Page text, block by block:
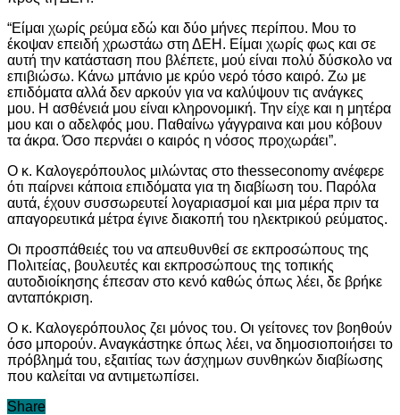
“Είμαι χωρίς ρεύμα εδώ και δύο μήνες περίπου. Μου το
έκοψαν επειδή χρωστάω στη ΔΕΗ. Είμαι χωρίς φως και σε
αυτή την κατάσταση που βλέπετε, μού είναι πολύ δύσκολο να
επιβιώσω. Κάνω μπάνιο με κρύο νερό τόσο καιρό. Ζω με
επιδόματα αλλά δεν αρκούν για να καλύψουν τις ανάγκες
μου. Η ασθένειά μου είναι κληρονομική. Την είχε και η μητέρα
μου και ο αδελφός μου. Παθαίνω γάγγραινα και μου κόβουν
τα άκρα. Όσο περνάει ο καιρός η νόσος προχωράει”.
Ο κ. Καλογερόπουλος μιλώντας στο thesseconomy ανέφερε
ότι παίρνει κάποια επιδόματα για τη διαβίωση του. Παρόλα
αυτά, έχουν συσσωρευτεί λογαριασμοί και μια μέρα πριν τα
απαγορευτικά μέτρα έγινε διακοπή του ηλεκτρικού ρεύματος.
Οι προσπάθειές του να απευθυνθεί σε εκπροσώπους της
Πολιτείας, βουλευτές και εκπροσώπους της τοπικής
αυτοδιοίκησης έπεσαν στο κενό καθώς όπως λέει, δε βρήκε
ανταπόκριση.
Ο κ. Καλογερόπουλος ζει μόνος του. Οι γείτονες τον βοηθούν
όσο μπορούν. Αναγκάστηκε όπως λέει, να δημοσιοποιήσει το
πρόβλημά του, εξαιτίας των άσχημων συνθηκών διαβίωσης
που καλείται να αντιμετωπίσει.
Share